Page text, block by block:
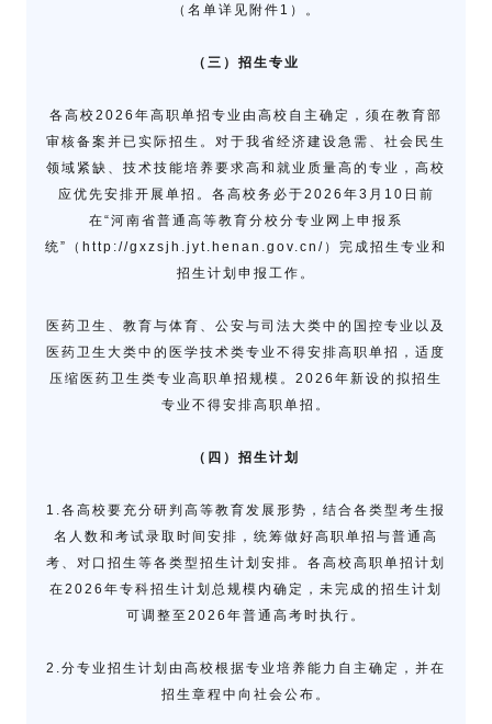
（名单详见附件1）。
（三）招生专业
各高校2026年高职单招专业由高校自主确定，须在教育部
审核备案并已实际招生。对于我省经济建设急需、社会民生
领域紧缺、技术技能培养要求高和就业质量高的专业，高校
应优先安排开展单招。各高校务必于2026年3月10日前
在“河南省普通高等教育分校分专业网上申报系
统”（http://gxzsjh.jyt.henan.gov.cn/）完成招生专业和
招生计划申报工作。
医药卫生、教育与体育、公安与司法大类中的国控专业以及
医药卫生大类中的医学技术类专业不得安排高职单招，适度
压缩医药卫生类专业高职单招规模。2026年新设的拟招生
专业不得安排高职单招。
（四）招生计划
1.各高校要充分研判高等教育发展形势，结合各类型考生报
名人数和考试录取时间安排，统筹做好高职单招与普通高
考、对口招生等各类型招生计划安排。各高校高职单招计划
在2026年专科招生计划总规模内确定，未完成的招生计划
可调整至2026年普通高考时执行。
2.分专业招生计划由高校根据专业培养能力自主确定，并在
招生章程中向社会公布。